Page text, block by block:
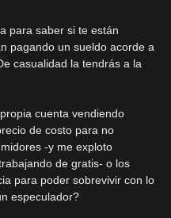
para saber si te están
pagando un sueldo acorde a
casualidad la tendrás a la
cuenta vendiendo
de costo para no
-y me exploto
de gratis- o los
para poder sobrevivir con lo
especulador?